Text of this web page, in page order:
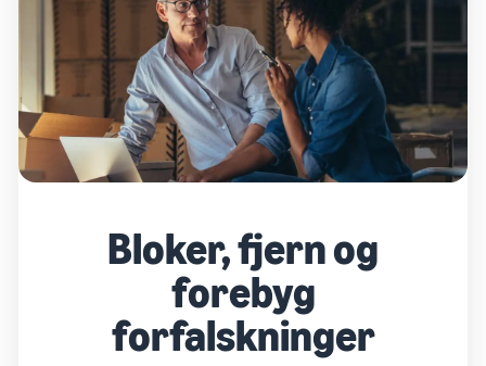
Bloker, fjern og
forebyg
forfalskninger